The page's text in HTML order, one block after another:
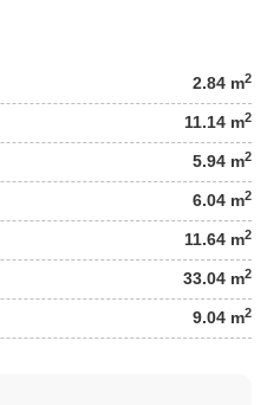
2.84 m2
11.14 m2
5.94 m2
6.04 m2
11.64 m2
33.04 m2
9.04 m2